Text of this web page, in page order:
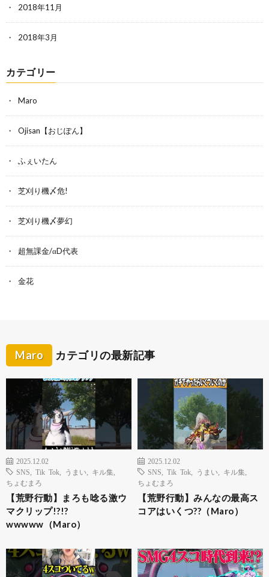
2018年11月
2018年3月
カテゴリー
Maro
Ojisan【おじぽん】
ふぇいたん
芝刈り機〆危!
芝刈り機〆夢幻
超無課金/αD代表
金花
Maro カテゴリの最新記事
2025.12.02
SNS
Tik Tok うまい キル集
ちょむまろ
【荒野行動】まろも唸る激ウ
マクリップ!?!?
wwwww（Maro）
2025.12.02
SNS
Tik Tok うまい キル集
ちょむまろ
【荒野行動】みんなの最高ス
コアはいくつ??（Maro）